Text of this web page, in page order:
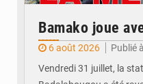
Bamako joue
6 août 2026
Publié
Vendredi 31 juillet, la